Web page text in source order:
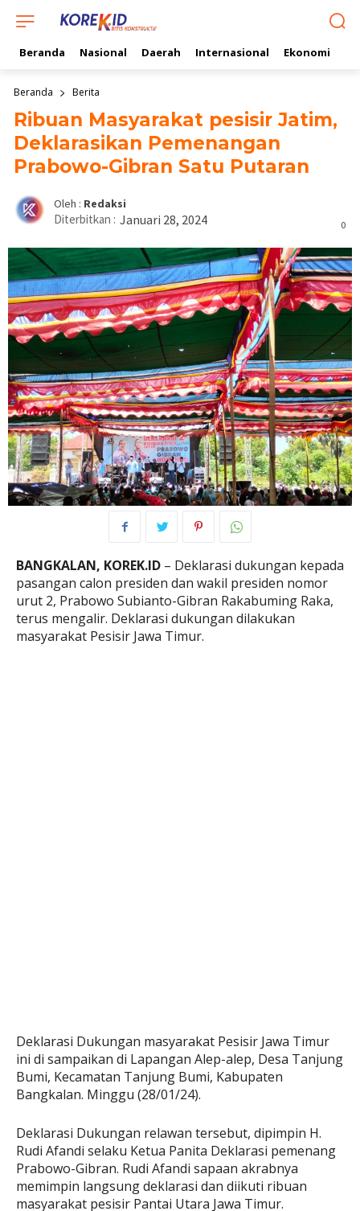
Beranda Nasional Daerah Internasional Ekonomi
Beranda Berita
Ribuan Masyarakat pesisir Jatim,
Deklarasikan Pemenangan
Prabowo-Gibran Satu Putaran
Oleh : Redaksi
0
Diterbitkan : Januari 28, 2024
BANGKALAN, KOREK.ID – Deklarasi dukungan kepada
pasangan calon presiden dan wakil presiden nomor
urut 2, Prabowo Subianto-Gibran Rakabuming Raka,
terus mengalir. Deklarasi dukungan dilakukan
masyarakat Pesisir Jawa Timur.
Deklarasi Dukungan masyarakat Pesisir Jawa Timur
ini di sampaikan di Lapangan Alep-alep, Desa Tanjung
Bumi, Kecamatan Tanjung Bumi, Kabupaten
Bangkalan. Minggu (28/01/24).
Deklarasi Dukungan relawan tersebut, dipimpin H.
Rudi Afandi selaku Ketua Panita Deklarasi pemenang
Prabowo-Gibran. Rudi Afandi sapaan akrabnya
memimpin langsung deklarasi dan diikuti ribuan
masyarakat pesisir Pantai Utara Jawa Timur.